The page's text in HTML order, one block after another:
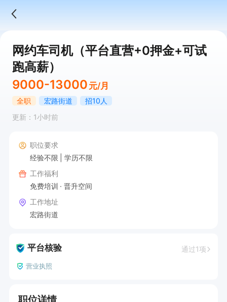
网约车司机（平台直营+0押金+可试
跑高薪）
9000-13000 元/月
全职 宏路街道
招10人
更新：1小时前
职位要求
经验不限
学历不限
工作福利
免费培训
晋升空间
工作地址
宏路街道
平台核验 通过1项
营业执照
职位详情